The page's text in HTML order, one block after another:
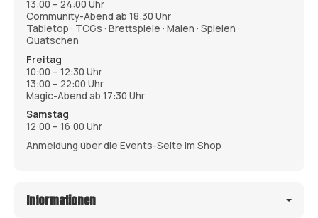
13:00 – 24:00 Uhr
Community-Abend ab 18:30 Uhr
Tabletop · TCGs · Brettspiele · Malen · Spielen ·
Quatschen
Freitag
10:00 – 12:30 Uhr
13:00 – 22:00 Uhr
Magic-Abend ab 17:30 Uhr
Samstag
12:00 – 16:00 Uhr
Anmeldung über die Events-Seite im Shop
Informationen